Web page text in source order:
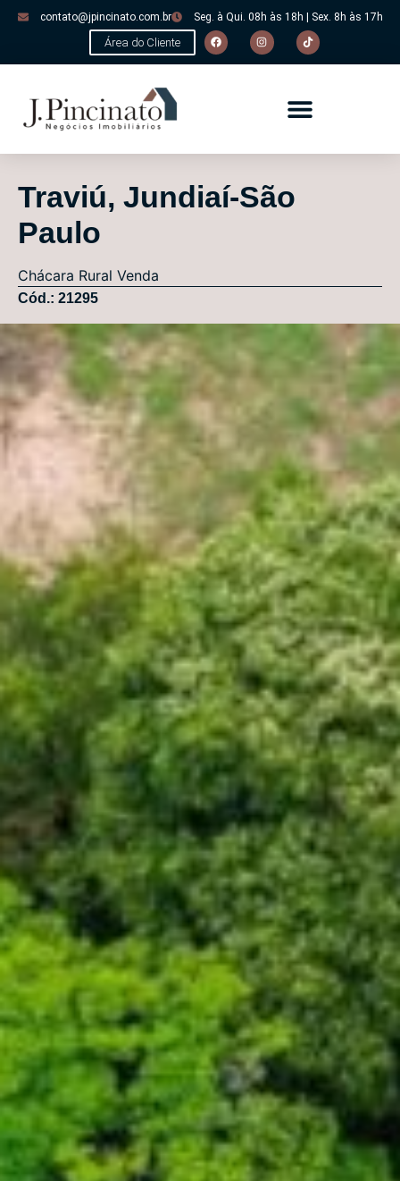
contato@jpincinato.com.br Seg. à Qui. 08h às 18h | Sex. 8h às 17h
Área do Cliente
Traviú, Jundiaí-São
Paulo
Chácara Rural Venda
Cód.: 21295